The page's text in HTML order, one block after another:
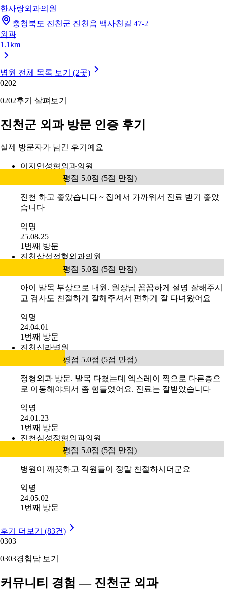
한사랑외과의원
충청북도 진천군 진천읍 백사천길 47-2
외과
1.1km
병원 전체 목록 보기 (2곳)
0202
0202후기 살펴보기
진천군 외과 방문 인증 후기
실제 방문자가 남긴 후기예요
이지연성형외과의원
평점 5.0점 (5점 만점)
진천 하고 좋았습니다 ~ 집에서 가까워서 진료 받기 좋았
습니다
익명
25.08.25
1번째 방문
진천삼성정형외과의원
평점 5.0점 (5점 만점)
아이 발목 부상으로 내원. 원장님 꼼꼼하게 설명 잘해주시
고 검사도 친절하게 잘해주셔서 편하게 잘 다녀왔어요
익명
24.04.01
1번째 방문
진천신라병원
평점 5.0점 (5점 만점)
정형외과 방문. 발목 다쳤는데 엑스레이 찍으로 다른층으
로 이동해야되서 좀 힘들었어요. 진료는 잘받았습니다
익명
24.01.23
1번째 방문
진천삼성정형외과의원
평점 5.0점 (5점 만점)
병원이 깨끗하고 직원들이 정말 친절하시더군요
익명
24.05.02
1번째 방문
후기 더보기 (83건)
0303
0303경험담 보기
커뮤니티 경험 — 진천군 외과